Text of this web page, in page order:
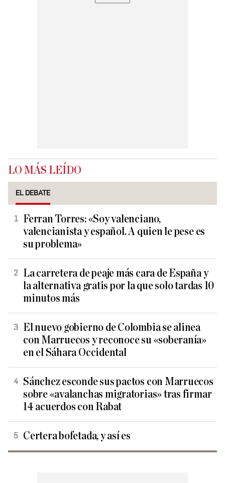
LO MÁS LEÍDO
EL DEBATE
Ferran Torres: «Soy valenciano,
valencianista y español. A quien le pese es
su problema»
La carretera de peaje más cara de España y
la alternativa gratis por la que solo tardas 10
minutos más
El nuevo gobierno de Colombia se alinea
con Marruecos y reconoce su «soberanía»
en el Sáhara Occidental
Sánchez esconde sus pactos con Marruecos
sobre «avalanchas migratorias» tras firmar
14 acuerdos con Rabat
Certera bofetada, y así es